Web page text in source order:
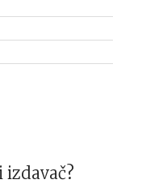
izdavač?